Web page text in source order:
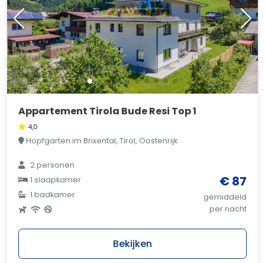
Appartement Tirola Bude Resi Top 1
4,0
Hopfgarten im Brixental, Tirol, Oostenrijk
2 personen
1 slaapkamer
1 badkamer
€ 87
gemiddeld
per nacht
Bekijken